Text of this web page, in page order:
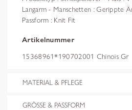
Langarm - Manschetten : Gerippte
Passform : Knit Fit
Artikelnummer
15368961*190702001 Chinois Gr
MATERIAL & PFLEGE
GRÖSSE & PASSFORM